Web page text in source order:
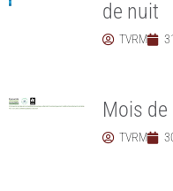
de nuit
TVRM
Mois de
TVRM